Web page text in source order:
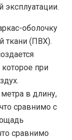
оболочку
ткани (ПВХ).
при
в длину,
сравнимо с
сравнимо